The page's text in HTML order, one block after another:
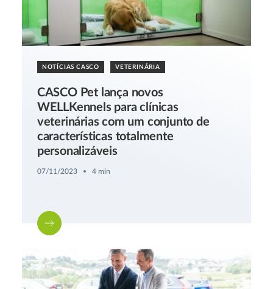
NOTÍCIAS CASCO VETERINÁRIA
CASCO Pet lança novos
WELLKennels para clínicas
veterinárias com um conjunto de
características totalmente
personalizáveis
07/11/2023 4 min